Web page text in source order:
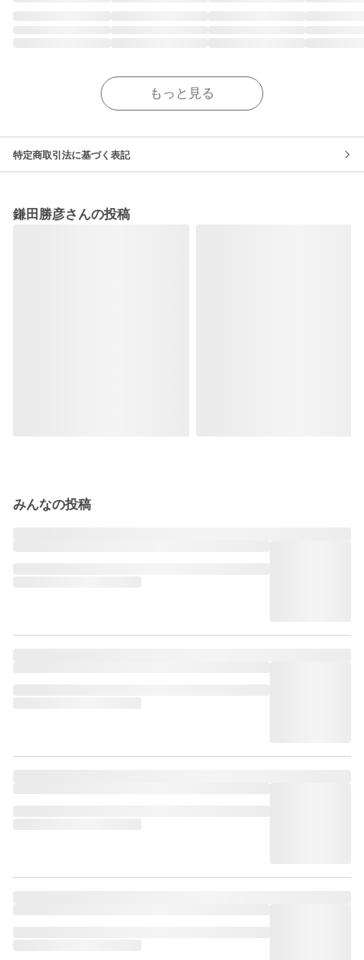
もっと見る
特定商取引法に基づく表記
鎌田勝彦さんの投稿
みんなの投稿